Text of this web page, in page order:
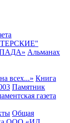
Альманах
всех...» Книга
Памятник
газета
Общая